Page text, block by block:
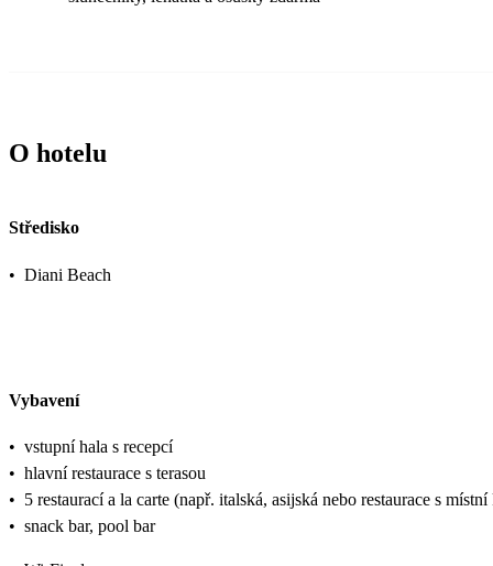
O hotelu
Středisko
• Diani Beach
Vybavení
• vstupní hala s recepcí
• hlavní restaurace s terasou
• 5 restaurací a la carte (např. italská, asijská nebo restaurace s
• snack bar, pool bar